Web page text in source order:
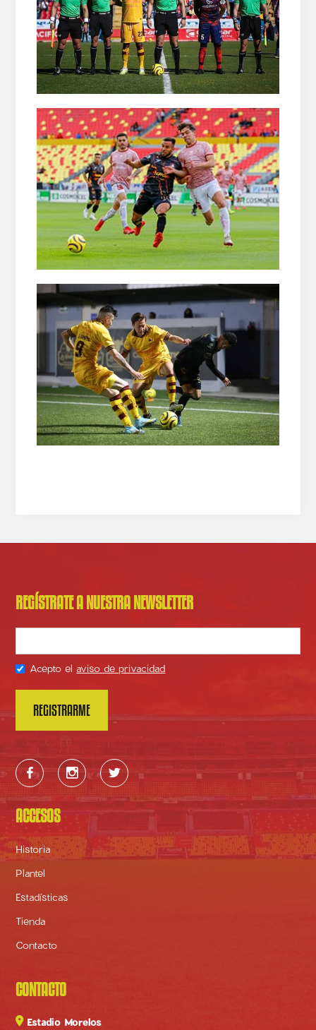
REGÍSTRATE A NUESTRA NEWSLETTER
Acepto el aviso de privacidad
  
ACCESOS
Historia
Plantel
Estadísticas
Tienda
Contacto
CONTACTO
 Estadio Morelos